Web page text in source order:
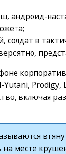
андроид-
в
Prodigy,
включая
на месте